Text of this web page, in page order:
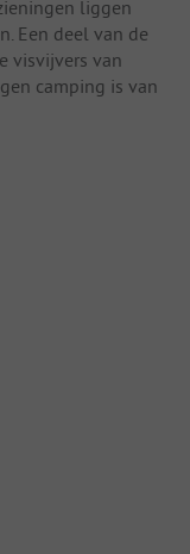
liggen
Een deel van de
visvijvers van
camping is van